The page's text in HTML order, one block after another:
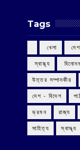
Tags
‌ খেলা
‌ স্বাস্থ্য ‌ বিনোদন
উত্তর সম্পাদকীয়
দেশ - বিদেশ
ভ্রমন রাজ্য
সাহিত্য স্বাস্থ্য